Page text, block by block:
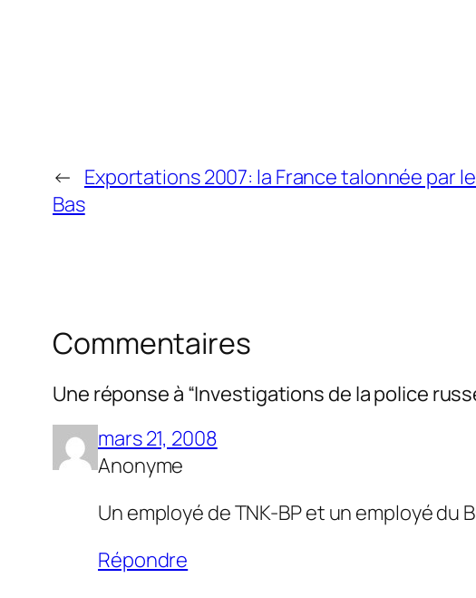
← Exportations 2007: la France talonnée par
Bas
Commentaires
Une réponse à “Investigations de la police
mars 21, 2008
Anonyme
Un employé de TNK-BP et un employé du
Répondre